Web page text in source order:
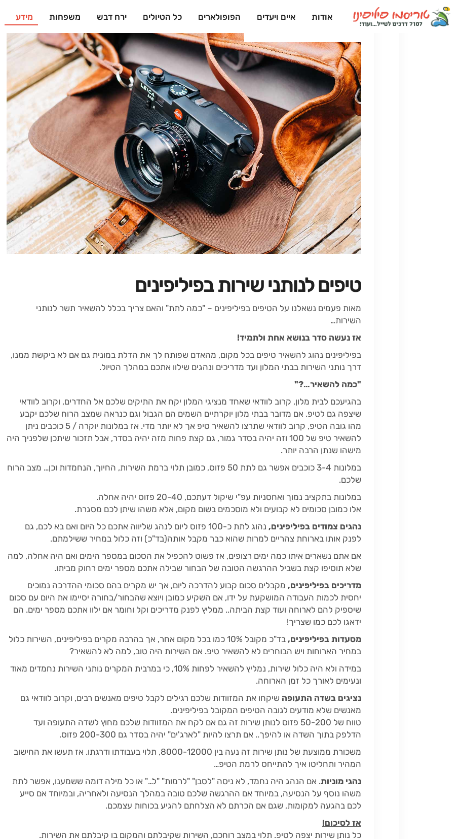
אודות איים ויעדים הפופולארים כל הטיולים ירח דבש משפחות מידע
טיפים לנותני שירות בפיליפינים
מאות פעמים נשאלנו על הטיפים בפיליפינים – "כמה לתת" והאם צריך בכלל להשאיר תשר לנותני
השירות…
אז נעשה סדר בנושא אחת ולתמיד!
בפיליפינים נהוג להשאיר טיפים בכל מקום, מהאדם שפותח לך את הדלת במונית גם אם לא ביקשת ממנו,
דרך נותני השירות בבתי המלון ועד מדריכים ונהגים שילוו אתכם במהלך הטיול.
"כמה להשאיר…?"
בהגיעכם לבית מלון, קרוב לוודאי שאחד מנציגי המלון יקח את התיקים שלכם אל החדרים, וקרוב לוודאי
שיצפה גם לטיפ. אם מדובר בבתי מלון יוקרתיים השמים הם הגבול וגם כנראה שמצב הרוח שלכם יקבע
מהו גובה הטיפ, קרוב לוודאי שתרצו להשאיר טיפ אך לא יותר מדי. אז במלונות יוקרה / 5 כוכבים ניתן
להשאיר טיפ של 100 וזה יהיה בסדר גמור, גם קצת פחות מזה יהיה בסדר, אבל תזכור שיתכן שלפניך היה
מישהו שנתן הרבה יותר.
במלונות 3-4 כוכבים אפשר גם לתת 50 פזוס, כמובן תלוי ברמת השירות, החיוך, הנחמדות וכן… מצב הרוח
שלכם.
במלונות בתקציב נמוך ואחסניות עפ"י שיקול דעתכם, 20-40 פזוס יהיה אחלה.
אלו כמובן סכומים לא קבועים ולא מוסכמים בשום מקום, אלא משהו שיתן לכם מסגרת.
נהגים צמודים בפיליפינים,
נהוג לתת כ-100 פזוס ליום לנהג שליווה אתכם כל היום ואם בא לכם, גם
לפנק אותו בארוחת צהריים למרות שהוא כבר מקבל אותה(בד"כ) וזה כלול במחיר ששילמתם.
אם אתם נשארים איתו כמה ימים רצופים, אז פשוט להכפיל את הסכום במספר הימים ואם היה אחלה, למה
שלא תוסיפו קצת בשביל ההרגשה הטובה של הבחור שבילה אתכם מספר ימים רחוק מביתו.
מדריכים בפיליפינים, מקבלים סכום קבוע להדרכה ליום, אך יש מקרים בהם סכומי ההדרכה נמוכים
יחסית לכמות העבודה המושקעת על ידו, אם השקיע כמובן ויוצא שהבחור/בחורה יסיימו את היום עם סכום
שיספיק להם לארוחה ועוד קצת הביתה.. ממליץ לפנק מדריכים וקל וחומר אם ילוו אתכם מספר ימים. הם
ידאגו לכם כמו שצריך!
מסעדות בפיליפינים,
בד"כ מקובל 10% כמו בכל מקום אחר, אך בהרבה מקרים בפיליפינים, השירות כלול
במחיר הארוחות ויש הבוחרים לא להשאיר טיפ. אם השירות היה טוב, למה לא להשאיר?
במידה ולא היה כלול שירות, נמליץ להשאיר לפחות 10%, כי במרבית המקרים נותני השירות נחמדים מאוד
ונעימים לאורך כל זמן הארוחה.
נציגים בשדה התעופה שיקחו את המזוודות שלכם רגילים לקבל טיפים מאנשים רבים, וקרוב לוודאי גם
מאנשים שלא מודעים לגובה הטיפים המקובל בפיליפינים.
טווח של 50-200 פזוס לנותן שירות זה גם אם לקח את המזוודות שלכם מחוץ לשדה התעופה ועד
הדלפק בתוך השדה או להיפך.. אם תרצו להיות "לארג'ים" יהיה בסדר גם 200-300 פזוס.
משכורת ממוצעת של נותן שירות זה נעה בין 8000-12000, תלוי בעבודתו ודרגתו. אז תעשו את החישוב
המהיר ותחליטו איך להתייחס לרמת הטיפ…
נהגי מוניות. אם הנהג היה נחמד, לא ניסה "לסבן" "לרמות" "ל…" או כל מילה דומה ששמענו, אפשר לתת
משהו נוסף על הנסיעה, במיוחד אם ההרגשה שלכם טובה במהלך הנסיעה ולאחריה, ובמיוחד אם סייע
לכם בהגעה למקומות, שגם אם הכרתם לא הצלחתם להגיע בכוחות עצמכם.
אז לסיכום!
כל נותן שירות יצפה לטיפ. תלוי במצב רוחכם, השירות שקיבלתם והמקום בו קיבלתם את השירות.